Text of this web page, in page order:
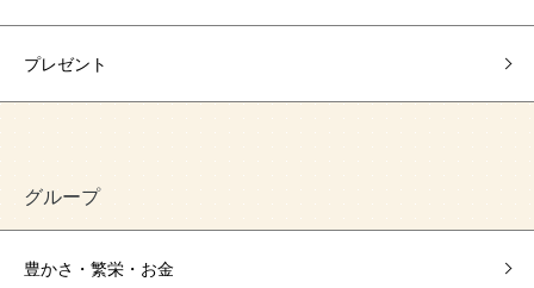
プレゼント
グループ
豊かさ・繁栄・お金